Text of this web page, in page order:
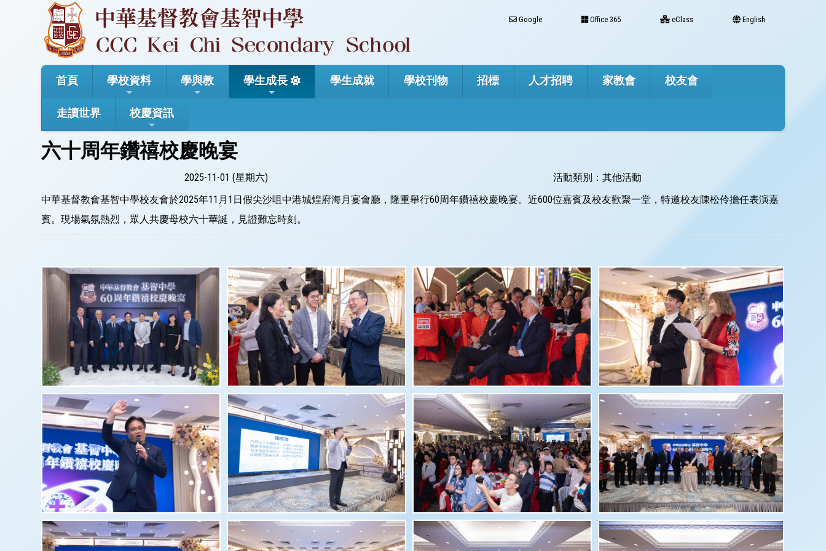
Google Office 365 eClass English
首頁 學校資料 學與教 學生成長 學生成就 學校刊物 招標 人才招聘 家教會 校友會
走讀世界 校慶資訊
六十周年鑽禧校慶晚宴
2025-11-01 (星期六)
活動類別：其他活動
中華基督教會基智中學校友會於2025年11月1日假尖沙咀中港城煌府海月宴會廳，隆重舉行60周年鑽禧校慶晚宴。近600位嘉賓及校友歡聚一堂，特邀校友陳松伶擔任表演嘉
賓。現場氣氛熱烈，眾人共慶母校六十華誕，見證難忘時刻。